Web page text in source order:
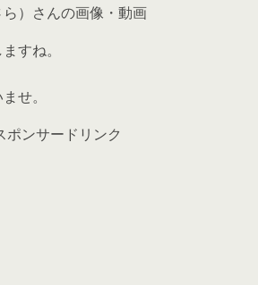
）さんの画像・動画
すね。
せ。
ポンサードリンク